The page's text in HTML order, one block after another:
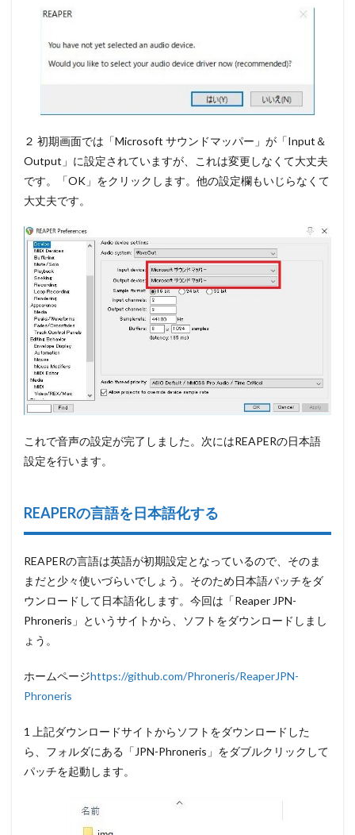
２ 初期画面では「Microsoft サウンドマッパー」が「Input＆
Output」に設定されていますが、これは変更しなくて大丈夫
です。「OK」をクリック します。他の設定欄もいじらなくて
大丈夫です。
これで音声の設定が完了しました。次にはREAPERの日本語
設定を行います。
REAPERの言語を日本語化する
REAPERの言語は英語が初期設定となっているので、そのま
まだと少々使いづらいでしょう。そのため日本語パッチをダ
ウンロードして日本語化します。今回は「Reaper JPN-
Phroneris」というサイトから、ソフトをダウンロードしまし
ょう。
ホームページhttps://github.com/Phroneris/ReaperJPN-
Phroneris
1 上記ダウンロードサイトからソフトをダウンロードした
ら、フォルダにある「JPN-Phroneris」をダブルクリックして
パッチを起動します。